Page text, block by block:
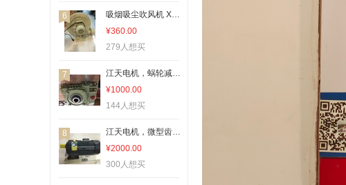
6
吸烟吸尘吹风机 XYXG--148
¥360.00
279人想买
7
江天电机，蜗轮减速机，WPWKO70-30价格面议
¥1000.00
144人想买
8
江天电机，微型齿轮减速刹车电机，CH28-10-0.75KW价格面议
¥2000.00
300人想买